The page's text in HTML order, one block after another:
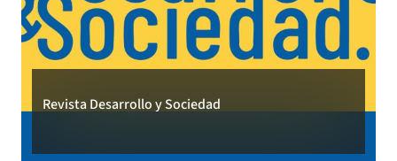
Revista Desarrollo y Sociedad